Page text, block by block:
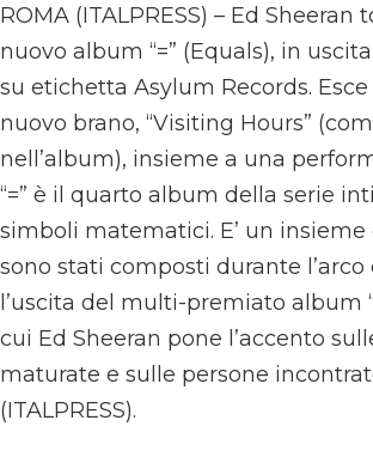
ROMA (ITALPRESS) – Ed Sheeran
nuovo album “=” (Equals), in
su etichetta Asylum Records.
nuovo brano, “Visiting Hours”
nell’album), insieme a una
“=” è il quarto album della serie
simboli matematici. E’ un insieme
sono stati composti durante
l’uscita del multi-premiato album
cui Ed Sheeran pone l’accento
maturate e sulle persone
(ITALPRESS).